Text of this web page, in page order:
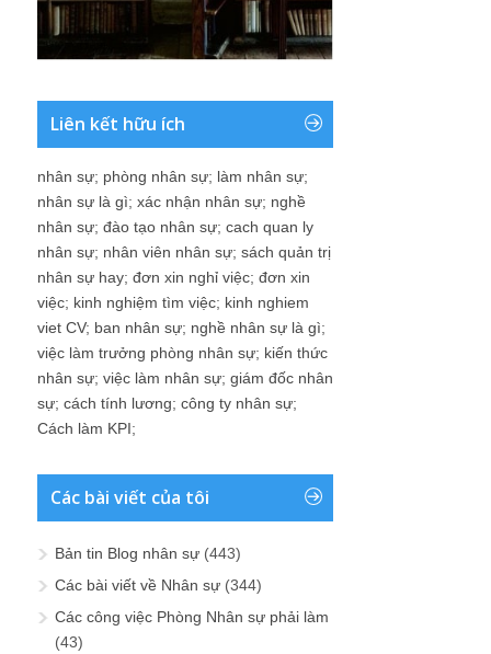
Liên kết hữu ích
nhân sự; phòng nhân sự; làm nhân sự;
nhân sự là gì; xác nhận nhân sự; nghề
nhân sự; đào tạo nhân sự; cach quan ly
nhân sự; nhân viên nhân sự; sách quản trị
nhân sự hay; đơn xin nghỉ việc; đơn xin
việc; kinh nghiệm tìm việc; kinh nghiem
viet CV; ban nhân sự; nghề nhân sự là gì;
việc làm trưởng phòng nhân sự; kiến thức
nhân sự; việc làm nhân sự; giám đốc nhân
sự; cách tính lương; công ty nhân sự;
Cách làm KPI;
Các bài viết của tôi
Bản tin Blog nhân sự (443)
Các bài viết về Nhân sự (344)
Các công việc Phòng Nhân sự phải làm
(43)